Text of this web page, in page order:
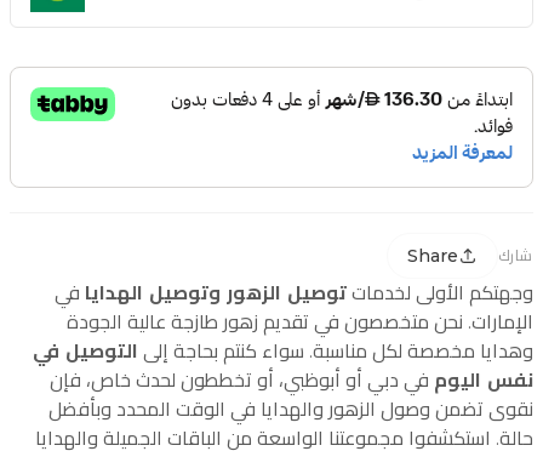
شارك Share
وجهتكم الأولى لخدمات توصيل الزهور وتوصيل الهدايا في
الإمارات. نحن متخصصون في تقديم زهور طازجة عالية الجودة
وهدايا مخصصة لكل مناسبة. سواء كنتم بحاجة إلى التوصيل في
نفس اليوم في دبي أو أبوظبي، أو تخططون لحدث خاص، فإن
نقوى تضمن وصول الزهور والهدايا في الوقت المحدد وبأفضل
حالة. استكشفوا مجموعتنا الواسعة من الباقات الجميلة والهدايا